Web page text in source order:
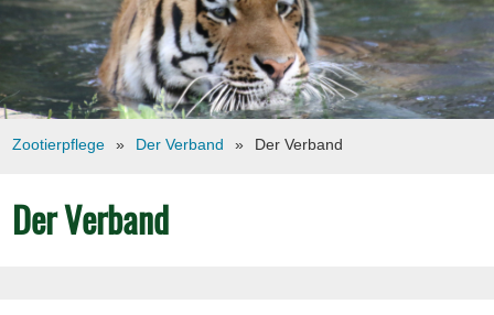
Zootierpflege Der Verband Der Verband
Der Verband